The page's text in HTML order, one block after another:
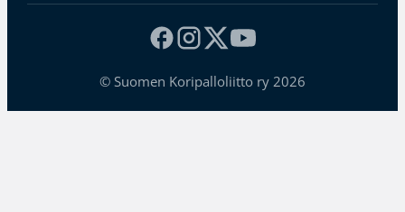
© Suomen Koripalloliitto ry 2026